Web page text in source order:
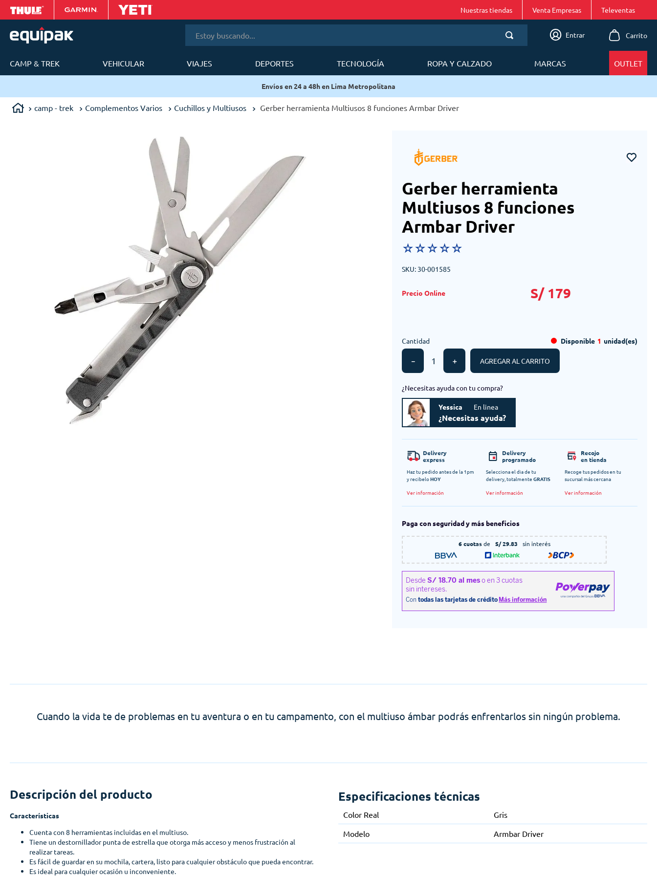
Nuestras tiendas Venta Empresas
Entrar
CAMP & TREK VEHICULAR VIAJES DEPORTES TECNOLOGÍA ROPA Y CALZADO MARCAS OUTLET
Envíos en 24 a 48h en Lima Metropolitana
camp - trek Complementos Varios Cuchillos y Multiusos Gerber herramienta Multiusos 8 funciones Armbar Driver
Gerber herramienta
Multiusos 8 funciones
Armbar Driver
☆☆☆☆☆
SKU: 30-001585
S/ 179
Cantidad
＋
－
Disponible 1 unidad(es)
AGREGAR AL CARRITO
¿Necesitas ayuda con tu compra?
Yessica En linea
¿Necesitas ayuda?
Delivery
express
Haz tu pedido antes de la 1pm
y recibeloHOY
Ver información
Delivery
programado
Selecciona el dia de tu
delivery, totalmente GRATIS
Ver información
Recojo
en tienda
Recoge tus pedidos en tu
sucursal más cercana
Ver información
Paga con seguridad y más beneficios
6 cuotasde S/ 29.83 sin interés
Cuando la vida te de problemas en tu aventura o en tu campamento, con el multiuso ámbar podrás enfrentarlos sin ningún problema.
Descripción del producto
Características
Cuenta con 8 herramientas incluidas en el multiuso.
Tiene un destornillador punta de estrella que otorga más acceso y menos frustración al
realizar tareas.
Es fácil de guardar en su mochila, cartera, listo para cualquier obstáculo que pueda encontrar.
Es ideal para cualquier ocasión u inconveniente.
Especificaciones técnicas
Color Real
Gris
Modelo
Armbar Driver
Términos más buscados
mobi garden
2
sea to summit